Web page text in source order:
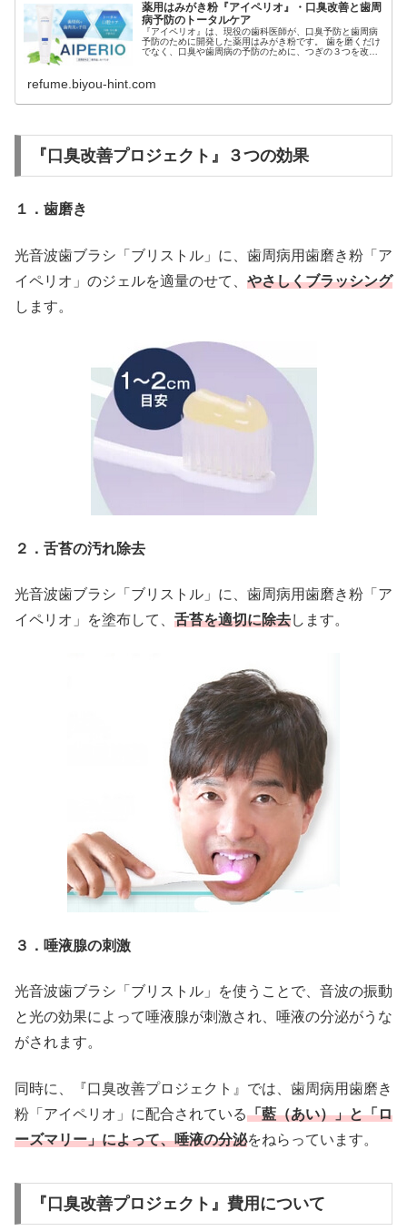
薬用はみがき粉『アイペリオ』・口臭改善と歯周
病予防のトータルケア
『アイペリオ』は、現役の歯科医師が、口臭予防と歯周病
予防のために開発した薬用はみがき粉です。 歯を磨くだけ
でなく、口臭や歯周病の予防のために、つぎの３つを改善
refume.biyou-hint.com
『口臭改善プロジェクト』３つの効果
１．歯磨き
光音波歯ブラシ「ブリストル」に、歯周病用歯磨き粉「ア
イペリオ」のジェルを適量のせて、 やさしくブラッシング
します。
２．舌苔の汚れ除去
光音波歯ブラシ「ブリストル」に、歯周病用歯磨き粉「ア
イペリオ」を塗布して、 舌苔を適切に除去します。
３．唾液腺の刺激
光音波歯ブラシ「ブリストル」を使うことで、音波の振動
と光の効果によって唾液腺が刺激され、唾液の分泌がうな
がされます。
同時に、『口臭改善プロジェクト』では、歯周病用歯磨き
粉「アイペリオ」に配合されている「藍（あい）」と「ロ
ーズマリー」によって、唾液の分泌をねらっています。
『口臭改善プロジェクト』費用について